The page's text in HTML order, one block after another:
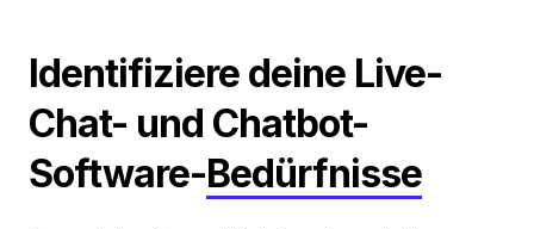
Identifiziere deine Live-
Chat- und Chatbot-
Software-Bedürfnisse